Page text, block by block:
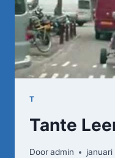
T
Tante
Dooradmin